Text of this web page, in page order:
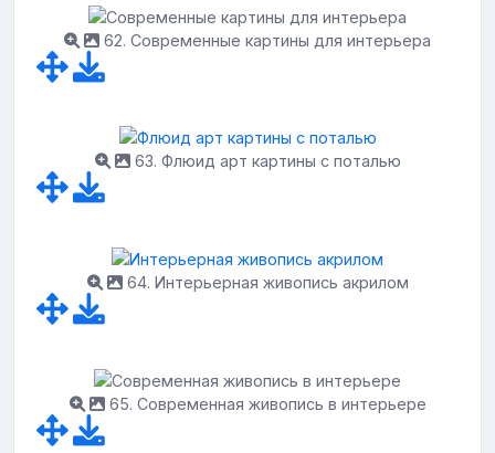
62. Современные картины для интерьера
63. Флюид арт картины с поталью
64. Интерьерная живопись акрилом
65. Современная живопись в интерьере